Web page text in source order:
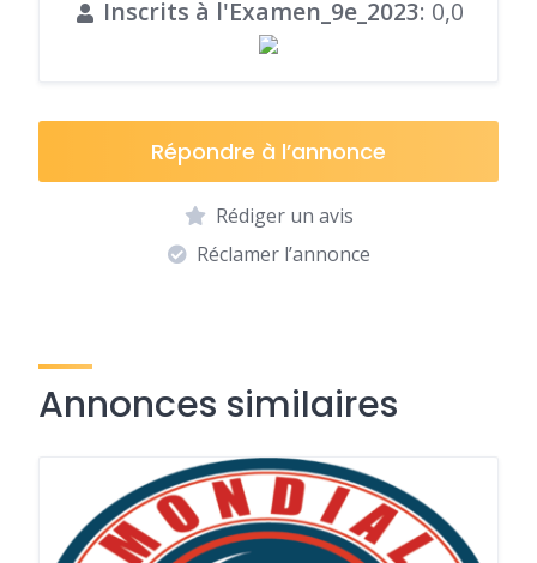
Inscrits à l'Examen_9e_2023: 0,0
Répondre à l’annonce
Rédiger un avis
Réclamer l’annonce
Annonces similaires